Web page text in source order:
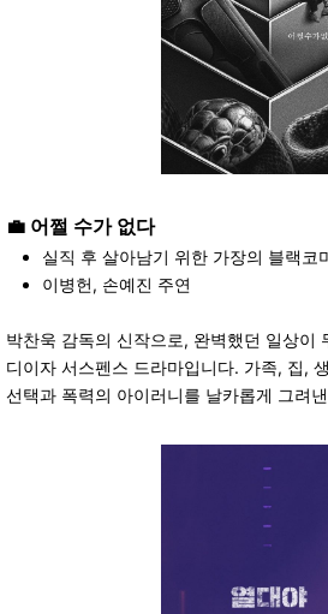
💼 어쩔 수가 없다
실직 후 살아남기 위한 가장의 블랙코
이병헌, 손예진 주연
박찬욱 감독의 신작으로, 완벽했던 일상이
디이자 서스펜스 드라마입니다. 가족, 집,
선택과 폭력의 아이러니를 날카롭게 그려